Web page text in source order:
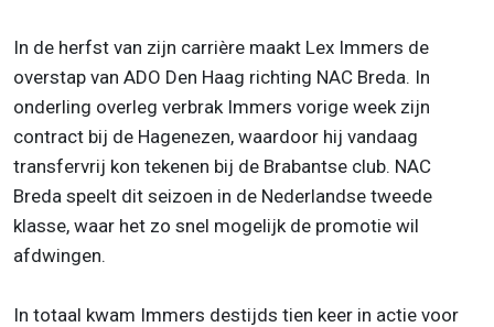
In de herfst van zijn carrière maakt Lex Immers de
overstap van ADO Den Haag richting NAC Breda. In
onderling overleg verbrak Immers vorige week zijn
contract bij de Hagenezen, waardoor hij vandaag
transfervrij kon tekenen bij de Brabantse club. NAC
Breda speelt dit seizoen in de Nederlandse tweede
klasse, waar het zo snel mogelijk de promotie wil
afdwingen.
In totaal kwam Immers destijds tien keer in actie voor